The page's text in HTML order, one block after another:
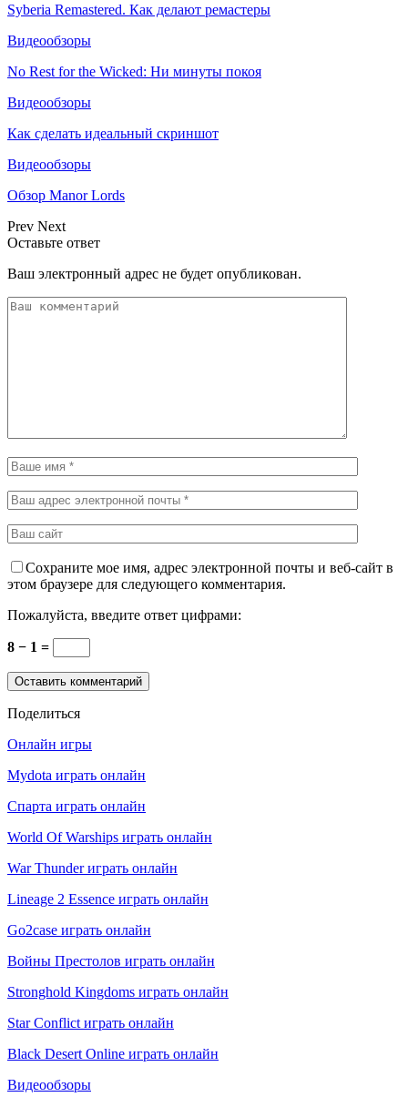
Syberia Remastered. Как делают ремастеры
Видеообзоры
No Rest for the Wicked: Ни минуты покоя
Видеообзоры
Как сделать идеальный скриншот
Видеообзоры
Обзор Manor Lords
Prev Next
Оставьте ответ
Ваш электронный адрес не будет опубликован.
Сохраните мое имя, адрес электронной почты и веб-сайт в
этом браузере для следующего комментария.
Пожалуйста, введите ответ цифрами:
8 − 1 =
Поделиться
Онлайн игры
Mydota играть онлайн
Спарта играть онлайн
World Of Warships играть онлайн
War Thunder играть онлайн
Lineage 2 Essence играть онлайн
Go2case играть онлайн
Войны Престолов играть онлайн
Stronghold Kingdoms играть онлайн
Star Conflict играть онлайн
Black Desert Online играть онлайн
Видеообзоры